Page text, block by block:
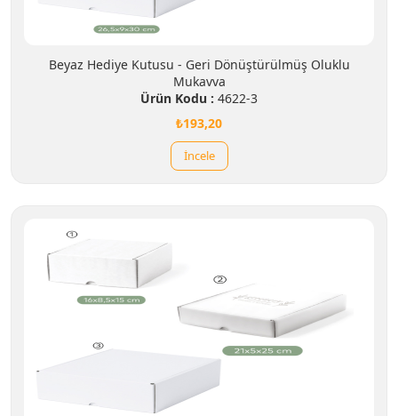
Beyaz Hediye Kutusu - Geri Dönüştürülmüş Oluklu
Mukavva
Ürün Kodu : 4622-3
₺193,20
İncele